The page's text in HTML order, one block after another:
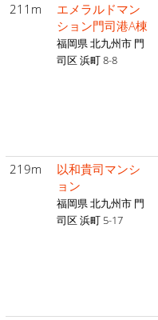
211m
エメラルドマン
ション門司港A棟
福岡県 北九州市 門
司区 浜町 8-8
219m
以和貴司マンシ
ョン
福岡県 北九州市 門
司区 浜町 5-17